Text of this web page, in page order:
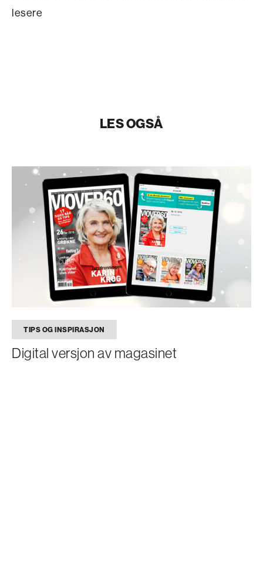
lesere
LES OGSÅ
TIPS OG INSPIRASJON
Digital versjon av magasinet